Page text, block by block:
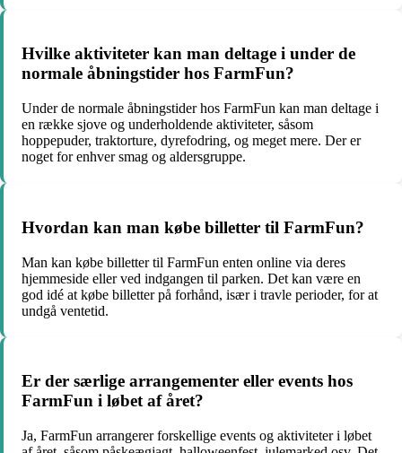
Hvilke aktiviteter kan man deltage i under de
normale åbningstider hos FarmFun?
Under de normale åbningstider hos FarmFun kan man deltage i
en række sjove og underholdende aktiviteter, såsom
hoppepuder, traktorture, dyrefodring, og meget mere. Der er
noget for enhver smag og aldersgruppe.
Hvordan kan man købe billetter til FarmFun?
Man kan købe billetter til FarmFun enten online via deres
hjemmeside eller ved indgangen til parken. Det kan være en
god idé at købe billetter på forhånd, især i travle perioder, for at
undgå ventetid.
Er der særlige arrangementer eller events hos
FarmFun i løbet af året?
Ja, FarmFun arrangerer forskellige events og aktiviteter i løbet